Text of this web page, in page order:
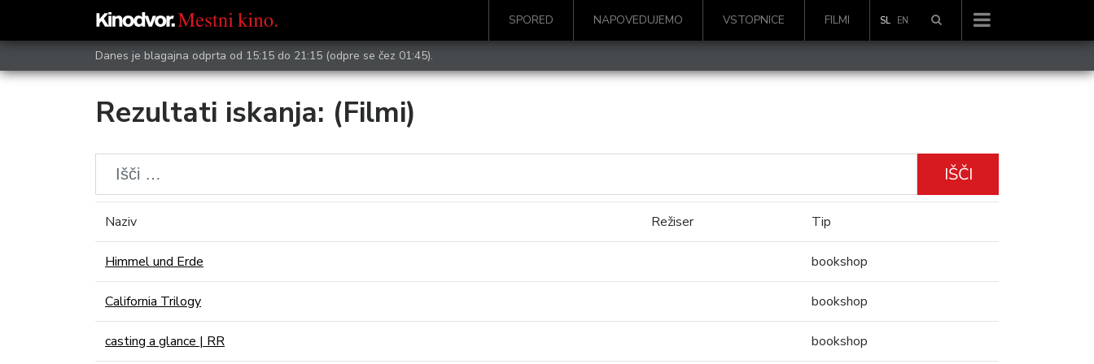
SPORED NAPOVEDUJEMO VSTOPNICE FILMI SL EN
Danes je blagajna odprta od 15:15 do 21:15 (odpre se čez 01:45).
Rezultati iskanja: (Filmi)
IŠČI
Naziv Režiser Tip
Himmel und Erde bookshop
California Trilogy bookshop
casting a glance | RR bookshop